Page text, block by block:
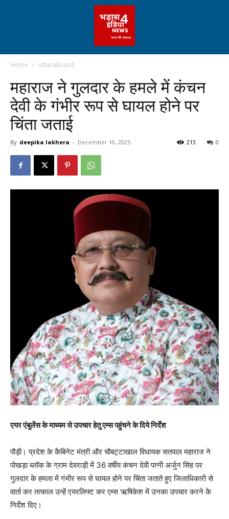
Home Uttarakhand
महाराज ने गुलदार के हमले में कंचन
देवी के गंभीर रूप से घायल होने पर
चिंता जताई
By deepika lakhera - December 10, 2025 0
213
एयर एंबुलेंस के माध्यम से उपचार हेतु एम्स पहुंचने के दिये निर्देश
पौड़ी। प्रदेश के कैबिनेट मंत्री और चौबट्टाखाल विधायक सतपाल महाराज ने
पोखड़ा ब्लॉक के ग्राम देवराड़ी में 36 वर्षीय कंचन देवी पत्नी अर्जुन सिंह पर
गुलदार के हमला में गंभीर रूप से घायल होने पर चिंता जताते हुए जिलाधिकारी से
वार्ता कर तत्काल उन्हें एयरलिफ्ट कर एम्स ऋषिकेश में उनका उपचार करने के
निर्देश दिए।